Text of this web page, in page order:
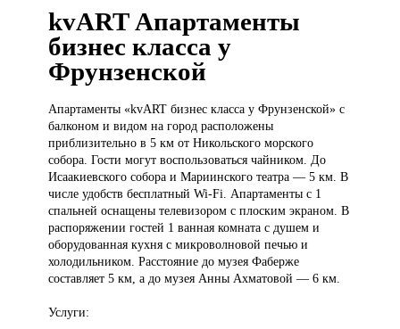
kvART Апартаменты
бизнес класса у
Фрунзенской
Апартаменты «kvARTбизнес класса у Фрунзенской» с
балконом и видом на город расположены
приблизительно в 5 км от Никольского морского
собора. Гости могут воспользоваться чайником. До
Исаакиевского собора и Мариинского театра — 5 км. В
числе удобств бесплатный Wi-Fi. Апартаменты с 1
спальней оснащены телевизором с плоским экраном. В
распоряжении гостей 1 ванная комната с душем и
оборудованная кухня с микроволновой печью и
холодильником. Расстояние до музея Фаберже
составляет 5 км, а до музея Анны Ахматовой — 6 км.
Услуги: